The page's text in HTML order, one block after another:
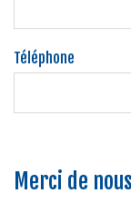
Téléphone
Merci de